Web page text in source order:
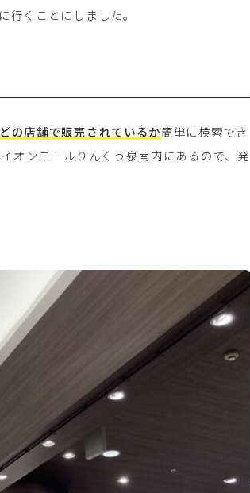
行くことにしました。
の店舗で販売されているか簡単に検索でき
オンモールりんくう泉南内にあるので、発